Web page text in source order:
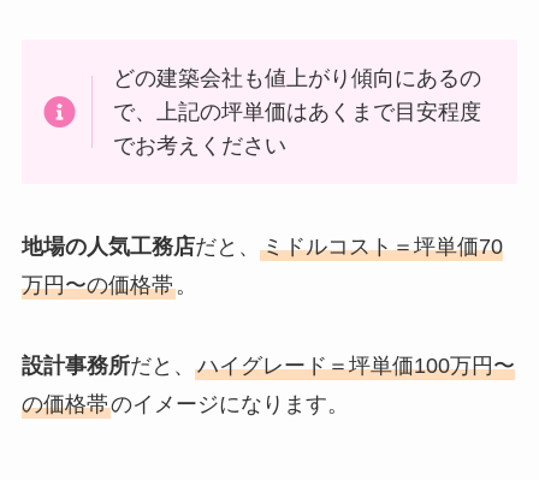
どの建築会社も値上がり傾向にあるの
で、上記の坪単価はあくまで目安程度
でお考えください
地場の人気工務店だと、 ミドルコスト＝坪単価70
万円〜の価格帯。
設計事務所だと、 ハイグレード＝坪単価100万円〜
の価格帯のイメージになります。